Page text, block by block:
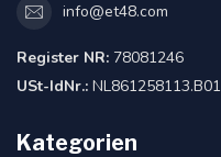
info@et48.com
Register NR: 78081246
USt-IdNr.: NL861258113.B01
Kategorien